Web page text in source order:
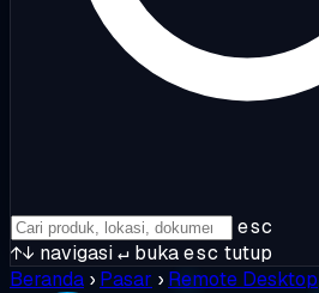
esc
↑↓ navigasi↵ bukaesc tutup
Beranda › Pasar › Remote Desktop